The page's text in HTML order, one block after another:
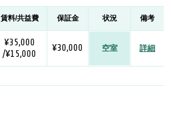
賃料/共益費 保証金 状況 備考
¥35,000
/¥15,000
¥30,000 空室 詳細